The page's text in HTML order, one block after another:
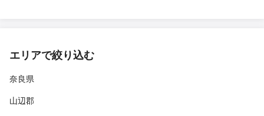
エリアで絞り込む
奈良県
山辺郡